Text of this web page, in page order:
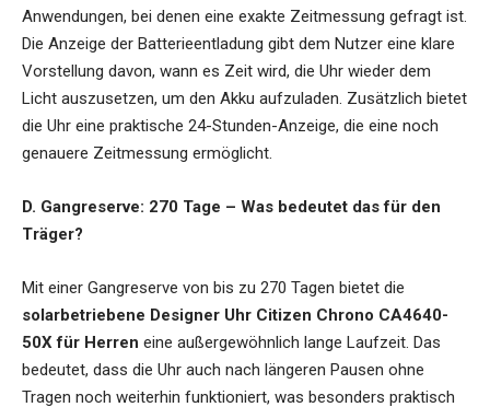
Anwendungen, bei denen eine exakte Zeitmessung gefragt ist.
Die Anzeige der Batterieentladung gibt dem Nutzer eine klare
Vorstellung davon, wann es Zeit wird, die Uhr wieder dem
Licht auszusetzen, um den Akku aufzuladen. Zusätzlich bietet
die Uhr eine praktische 24-Stunden-Anzeige, die eine noch
genauere Zeitmessung ermöglicht.
D. Gangreserve: 270 Tage – Was bedeutet das für den
Träger?
Mit einer Gangreserve von bis zu 270 Tagen bietet die
solarbetriebene Designer Uhr Citizen Chrono CA4640-
50X für Herren eine außergewöhnlich lange Laufzeit. Das
bedeutet, dass die Uhr auch nach längeren Pausen ohne
Tragen noch weiterhin funktioniert, was besonders praktisch